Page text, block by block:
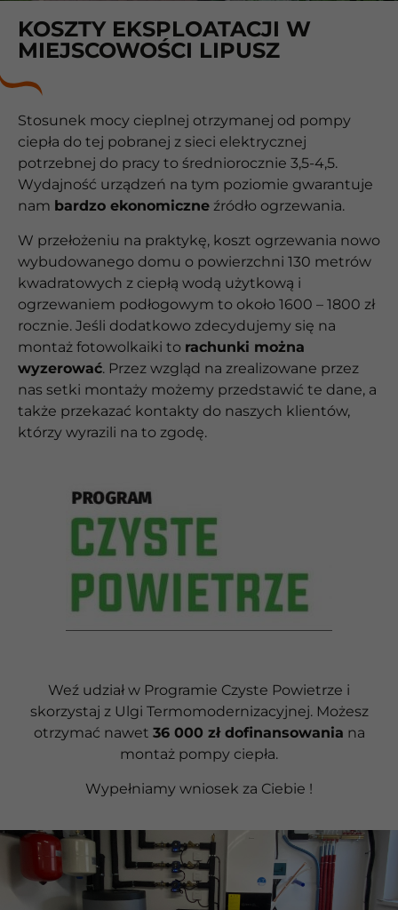
KOSZTY EKSPLOATACJI W
MIEJSCOWOŚCI LIPUSZ
Stosunek mocy cieplnej otrzymanej od pompy
ciepła do tej pobranej z sieci elektrycznej
potrzebnej do pracy to średniorocznie 3,5-4,5.
Wydajność urządzeń na tym poziomie gwarantuje
nam bardzo ekonomiczne źródło ogrzewania.
W przełożeniu na praktykę, koszt ogrzewania nowo
wybudowanego domu o powierzchni 130 metrów
kwadratowych z ciepłą wodą użytkową i
ogrzewaniem podłogowym to około 1600 – 1800 zł
rocznie. Jeśli dodatkowo zdecydujemy się na
montaż fotowolkaiki to rachunki można
wyzerować. Przez wzgląd na zrealizowane przez
nas setki montaży możemy przedstawić te dane, a
także przekazać kontakty do naszych klientów,
którzy wyrazili na to zgodę.
Weź udział w Programie Czyste Powietrze i
skorzystaj z Ulgi Termomodernizacyjnej. Możesz
otrzymać nawet 36 000 zł dofinansowania na
montaż pompy ciepła.
Wypełniamy wniosek za Ciebie !